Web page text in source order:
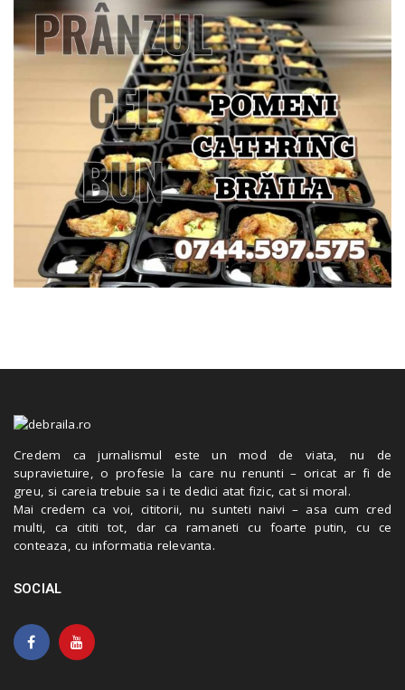
Credem ca jurnalismul este un mod de viata, nu de
supravietuire, o profesie la care nu renunti – oricat ar fi de
greu, si careia trebuie sa i te dedici atat fizic, cat si moral.
Mai credem ca voi, cititorii, nu sunteti naivi – asa cum cred
multi, ca cititi tot, dar ca ramaneti cu foarte putin, cu ce
conteaza, cu informatia relevanta.
SOCIAL